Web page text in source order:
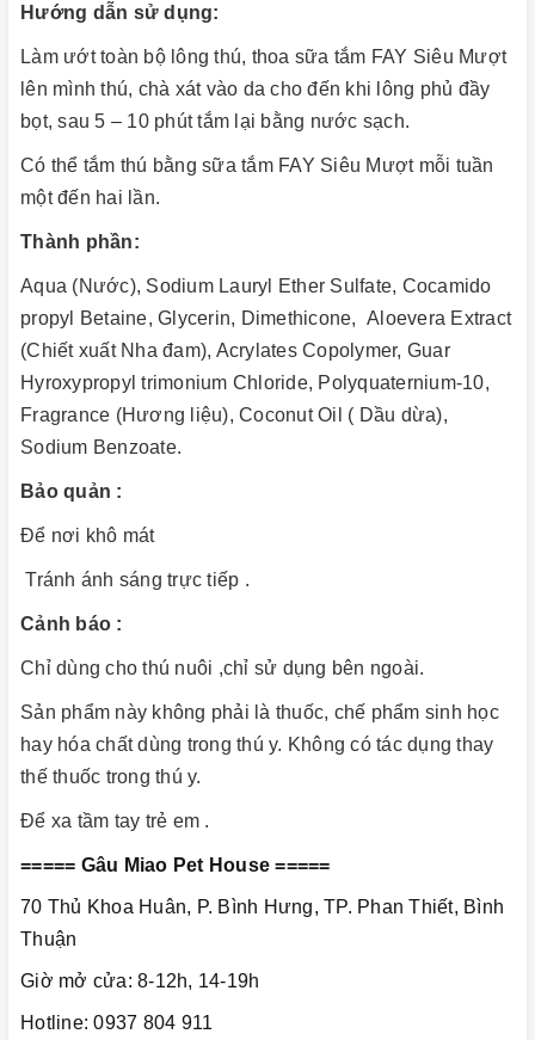
Hướng dẫn sử dụng:
Làm ướt toàn bộ lông thú, thoa sữa tắm FAY Siêu Mượt
lên mình thú, chà xát vào da cho đến khi lông phủ đầy
bọt, sau 5 – 10 phút tắm lại bằng nước sạch.
Có thể tắm thú bằng sữa tắm FAY Siêu Mượt mỗi tuần
một đến hai lần.
Thành phần:
Aqua (Nước), Sodium Lauryl Ether Sulfate, Cocamido
propyl Betaine, Glycerin, Dimethicone, Aloevera Extract
(Chiết xuất Nha đam), Acrylates Copolymer, Guar
Hyroxypropyl trimonium Chloride, Polyquaternium-10,
Fragrance (Hương liệu), Coconut Oil ( Dầu dừa),
Sodium Benzoate.
Bảo quản :
Để nơi khô mát
Tránh ánh sáng trực tiếp .
Cảnh báo :
Chỉ dùng cho thú nuôi ,chỉ sử dụng bên ngoài.
Sản phẩm này không phải là thuốc, chế phẩm sinh học
hay hóa chất dùng trong thú y. Không có tác dụng thay
thế thuốc trong thú y.
Để xa tầm tay trẻ em .
===== Gâu Miao Pet House =====
70 Thủ Khoa Huân, P. Bình Hưng, TP. Phan Thiết, Bình
Thuận
Giờ mở cửa: 8-12h, 14-19h
Hotline: 0937 804 911